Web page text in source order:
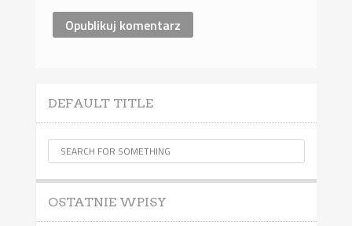
DEFAULT TITLE
OSTATNIE WPISY